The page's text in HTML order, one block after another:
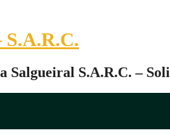
S.A.R.C.
Salgueiral S.A.R.C. –